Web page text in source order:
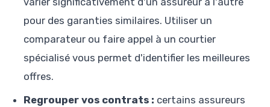
pour des garanties similaires. Utiliser un
comparateur ou faire appel à un courtier
spécialisé vous permet d'identifier les meilleures
offres.
Regrouper vos contrats : certains assureurs